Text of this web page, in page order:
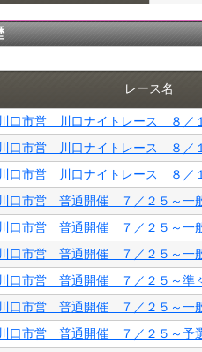
レース名
口市営 川口ナイトレース ８／
口市営 川口ナイトレース ８／
口市営 川口ナイトレース ８／
口市営 普通開催 ７／２５～一
口市営 普通開催 ７／２５～一
口市営 普通開催 ７／２５～一
口市営 普通開催 ７／２５～準
口市営 普通開催 ７／２５～一
口市営 普通開催 ７／２５～予